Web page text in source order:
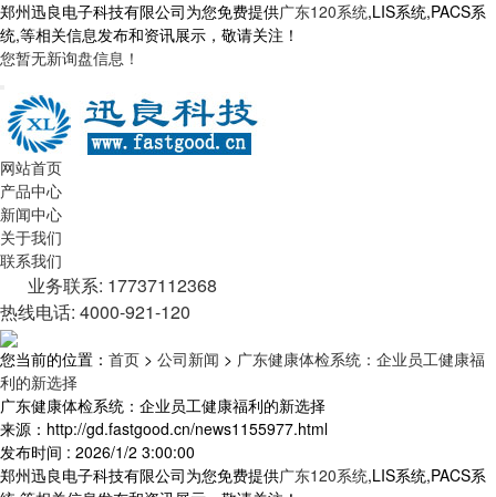
郑州迅良电子科技有限公司为您免费提供广东120系统,LIS系统,PACS系
统,等相关信息发布和资讯展示，敬请关注！
您暂无新询盘信息！
网站首页
产品中心
新闻中心
关于我们
联系我们
业务联系: 17737112368
热线电话: 4000-921-120
您当前的位置： 首页 > 公司新闻 > 广东健康体检系统：企业员工健康福
利的新选择
广东健康体检系统：企业员工健康福利的新选择
来源：http://gd.fastgood.cn/news1155977.html
发布时间 : 2026/1/2 3:00:00
郑州迅良电子科技有限公司为您免费提供广东120系统,LIS系统,PACS系